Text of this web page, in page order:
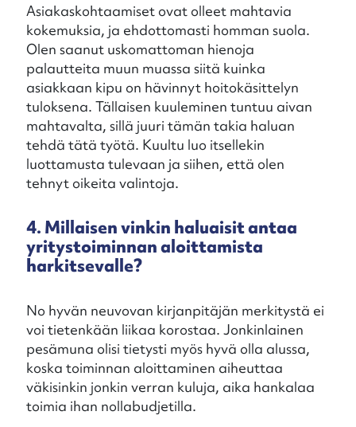
Asiakaskohtaamiset ovat olleet mahtavia
kokemuksia, ja ehdottomasti homman suola.
Olen saanut uskomattoman hienoja
palautteita muun muassa siitä kuinka
asiakkaan kipu on hävinnyt hoitokäsittelyn
tuloksena. Tällaisen kuuleminen tuntuu aivan
mahtavalta, sillä juuri tämän takia haluan
tehdä tätä työtä. Kuultu luo itsellekin
luottamusta tulevaan ja siihen, että olen
tehnyt oikeita valintoja.
4. Millaisen vinkin haluaisit antaa
yritystoiminnan aloittamista
harkitsevalle?
No hyvän neuvovan kirjanpitäjän merkitystä ei
voi tietenkään liikaa korostaa. Jonkinlainen
pesämuna olisi tietysti myös hyvä olla alussa,
koska toiminnan aloittaminen aiheuttaa
väkisinkin jonkin verran kuluja, aika hankalaa
toimia ihan nollabudjetilla.